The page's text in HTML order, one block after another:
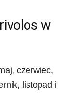
w
czerwiec,
listopad i